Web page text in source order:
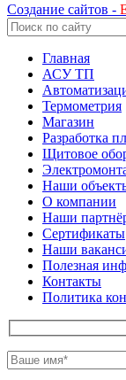
Создание сайтов -
Главная
АСУ ТП
Термометрия
Магазин
Разработка
Щитовое
Наши
О компании
Наши
Сертификаты
Наши
Полезная
Контакты
Политика